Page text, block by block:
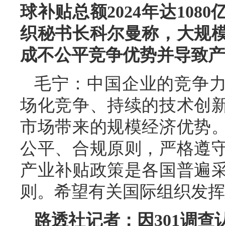
球补贴总额2024年达1080
织秘书长科尔曼称，大规
成不公平竞争优势并导致
毛宁：中国企业的竞争
场化竞争、持续的技术创
市场带来的规模经济优势
公平、合规原则，严格遵
产业补贴政策是各国普遍
则。希望有关国际组织发
路透社记者：因301调查